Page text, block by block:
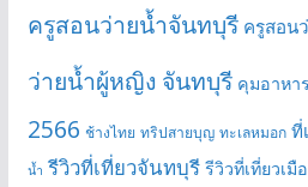
ครูสอนว่ายน้ำจันทบุรี ครูสอน
ว่ายน้ำผู้หญิง จันทบุรี คุมอาหา
2566 ช้างไทย ทริปสายบุญ ทะเลหมอก ที่
น้ำ รีวิวที่เที่ยวจันทบุรี รีวิวที่เที่ยวเมื